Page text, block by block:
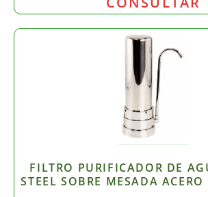
FILTRO PURIFICADOR DE
STEEL SOBRE MESADA